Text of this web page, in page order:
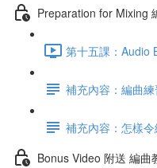
Preparation for Mixing
第十五課：Audio
補充內容：編曲
補充內容：怎樣
Bonus Video 附送 編曲